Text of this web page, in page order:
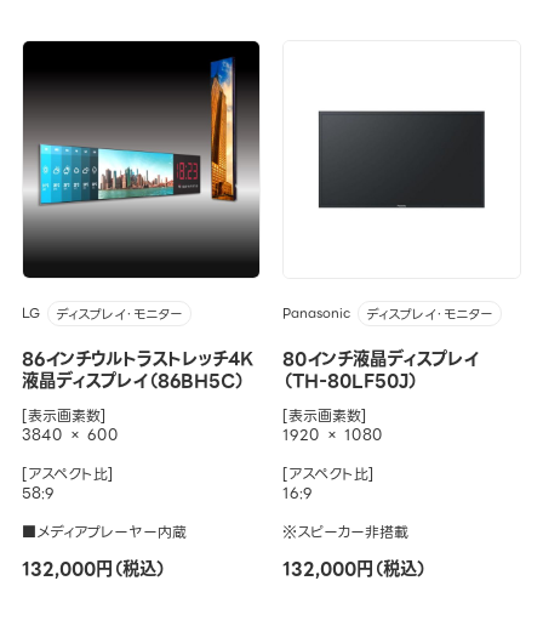
LG ディスプレイ・モニター
86インチウルトラストレッチ4K
液晶ディスプレイ（86BH5C）
[表示画素数]
3840 × 600
[アスペクト比]
58:9
■メディアプレーヤー内蔵
132,000円（税込）
Panasonic ディスプレイ・モニター
80インチ液晶ディスプレイ
（TH-80LF50J）
[表示画素数]
1920 × 1080
[アスペクト比]
16:9
※スピーカー非搭載
132,000円（税込）